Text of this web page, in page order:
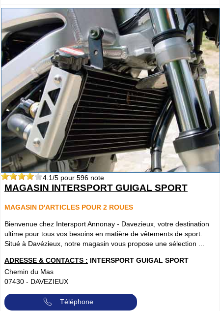
4.1/5 pour 596 note
MAGASIN INTERSPORT GUIGAL SPORT
MAGASIN D'ARTICLES POUR 2 ROUES
Bienvenue chez Intersport Annonay - Davezieux, votre destination
ultime pour tous vos besoins en matière de vêtements de sport.
Situé à Davézieux, notre magasin vous propose une sélection ...
ADRESSE & CONTACTS : INTERSPORT GUIGAL SPORT
Chemin du Mas
07430 - DAVEZIEUX
Téléphone